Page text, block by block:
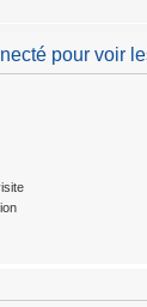
pour voir